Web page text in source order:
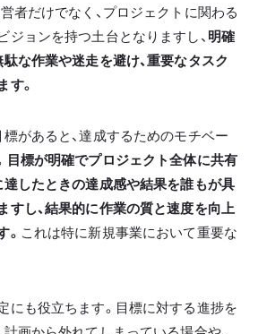
者だけでなく、プロジェクトに関わる
ジョンを持つ土台となりますし、明確
な作業や迷走を避け、重要なタスク
す。
標があると、達成するためのモチベー
目標が明確でプロジェクト全体に共有
達したときの達成感や結果を誰もが具
すし、結果的に作業の質と速度を向上
。 これは特に新規事業において重要な
にも役立ちます。目標に対する進捗を